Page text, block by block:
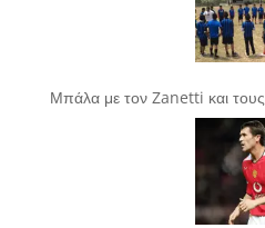
Μπάλα με τον Zanetti και